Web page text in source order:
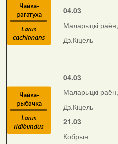
04.03
Маларыцкі раён,
Дз.Кіцель
04.03
Маларыцкі раён,
Дз.Кіцель
21.03
Кобрын,